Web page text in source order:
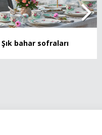
Şık bahar sofraları